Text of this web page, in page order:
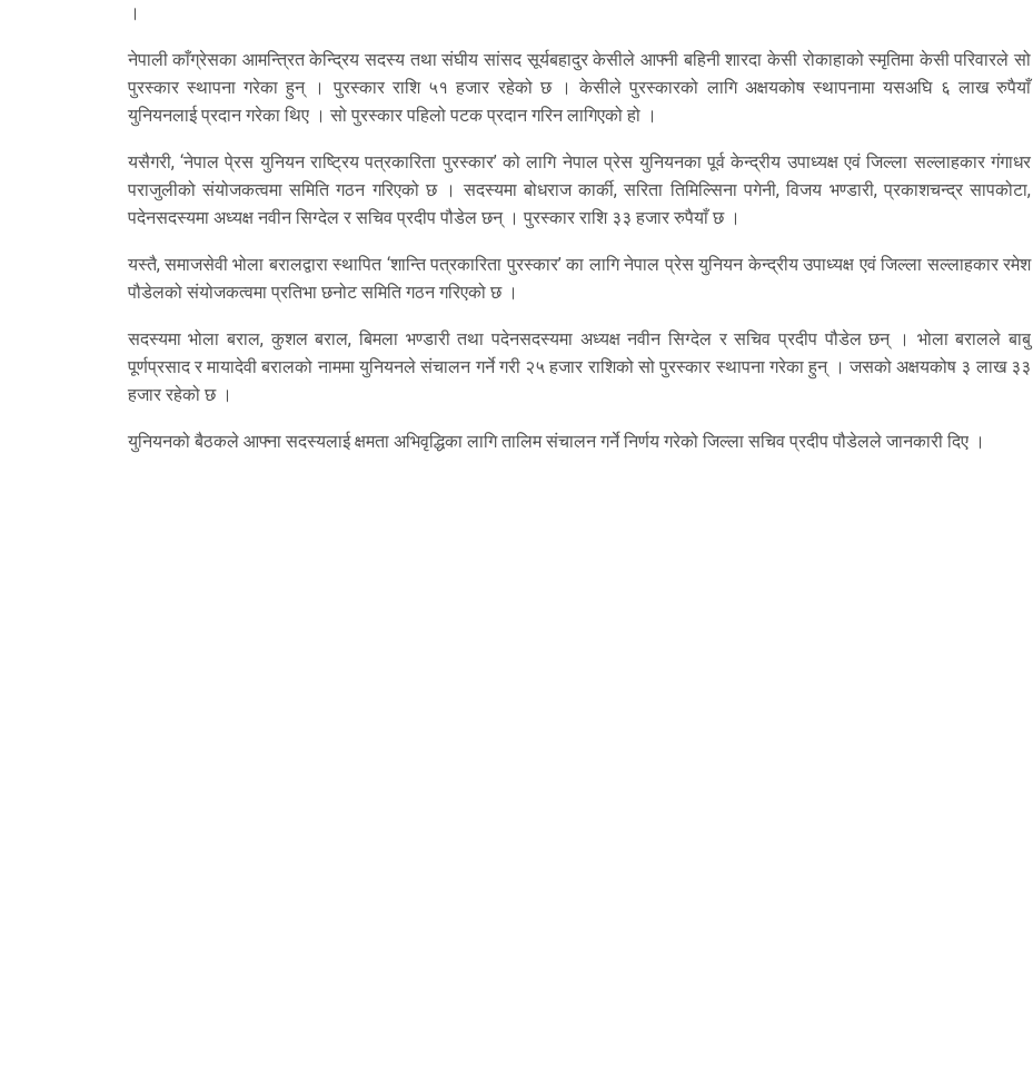
।
नेपाली काँग्रेसका आमन्त्रित केन्द्रिय सदस्य तथा संघीय सांसद सूर्यबहादुर केसीले आफ्नी बहिनी शारदा केसी रोकाहाको स्मृतिमा केसी परिवारले सो
पुरस्कार स्थापना गरेका हुन् । पुरस्कार राशि ५१ हजार रहेको छ । केसीले पुरस्कारको लागि अक्षयकोष स्थापनामा यसअघि ६ लाख रुपैयाँ
युनियनलाई प्रदान गरेका थिए । सो पुरस्कार पहिलो पटक प्रदान गरिन लागिएको हो ।
यसैगरी, ‘नेपाल पे्रस युनियन राष्ट्रिय पत्रकारिता पुरस्कार’ को लागि नेपाल प्रेस युनियनका पूर्व केन्द्रीय उपाध्यक्ष एवं जिल्ला सल्लाहकार गंगाधर
पराजुलीको संयोजकत्वमा समिति गठन गरिएको छ । सदस्यमा बोधराज कार्की, सरिता तिमिल्सिना पगेनी, विजय भण्डारी, प्रकाशचन्द्र सापकोटा,
पदेनसदस्यमा अध्यक्ष नवीन सिग्देल र सचिव प्रदीप पौडेल छन् । पुरस्कार राशि ३३ हजार रुपैयाँ छ ।
यस्तै, समाजसेवी भोला बरालद्वारा स्थापित ‘शान्ति पत्रकारिता पुरस्कार’ का लागि नेपाल प्रेस युनियन केन्द्रीय उपाध्यक्ष एवं जिल्ला सल्लाहकार रमेश
पौडेलको संयोजकत्वमा प्रतिभा छनोट समिति गठन गरिएको छ ।
सदस्यमा भोला बराल, कुशल बराल, बिमला भण्डारी तथा पदेनसदस्यमा अध्यक्ष नवीन सिग्देल र सचिव प्रदीप पौडेल छन् । भोला बरालले बाबु
पूर्णप्रसाद र मायादेवी बरालको नाममा युनियनले संचालन गर्ने गरी २५ हजार राशिको सो पुरस्कार स्थापना गरेका हुन् । जसको अक्षयकोष ३ लाख ३३
हजार रहेको छ ।
युनियनको बैठकले आफ्ना सदस्यलाई क्षमता अभिवृद्धिका लागि तालिम संचालन गर्ने निर्णय गरेको जिल्ला सचिव प्रदीप पौडेलले जानकारी दिए ।